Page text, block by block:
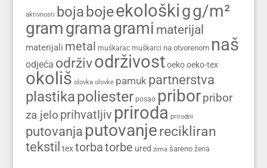
aktivnosti boja bojeekološkigg/m²
gramgramagrami materijal
materijali metal muškarac muškarci na otvorenom naš
odjeća održivodrživost oeko oeko-tex
okoliš olovka olovke pamuk partnerstva
plastikapoliester posao priborpribor
za jelo prihvatljiv priroda prirodni
putovanja putovanjerecikliran
tekstil tex torbatorbe ured zima šareno žena